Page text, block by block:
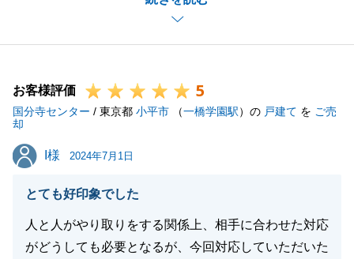
日ごろから、親切、丁寧で安心ができる取り引きを目
指して営業活動を行っておりますので、I様のお言葉
また、不動産についてのご相談やご質問事項等ござい
ましたらお気軽にお声かけください。
お客様評価 5
国分寺センター / 東京都 小平市 （一橋学園駅）の 戸建て を ご売
却
I様
I様 2024年7月1日
とても好印象でした
人と人がやり取りをする関係上、相手に合わせた対応
がどうしても必要となるが、今回対応していただいた